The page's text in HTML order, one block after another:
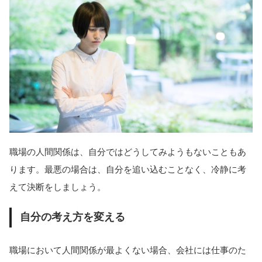
職場の人間関係は、自分ではどうしてみようもないこともあ
ります。最悪の場合は、自分を追い込むことなく、冷静に考
えて決断をしましょう。
自分の考え方を変える
職場において人間関係が最よくない場合、会社には仕事のた